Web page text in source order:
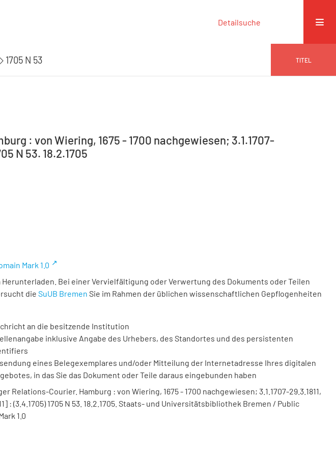
Detailsuche
1705 N 53 TITEL
: von Wiering, 1675 - 1700 nachgewiesen; 3.1.1707-
N 53. 18.2.1705
Mark 1.0
Herunterladen. Bei einer Vervielfältigung oder Verwertung des Dokuments oder Teilen
die SuUB Bremen Sie im Rahmen der üblichen wissenschaftlichen Gepflogenheiten
an die besitzende Institution
inklusive Angabe des Urhebers, des Standortes und des persistenten
eines Belegexemplares und/oder Mitteilung der Internetadresse Ihres digitalen
in das Sie das Dokument oder Teile daraus eingebunden haben
Relations-Courier. Hamburg : von Wiering, 1675 - 1700 nachgewiesen; 3.1.1707-29.3.1811,
: (3.4.1705) 1705 N 53. 18.2.1705. Staats- und Universitätsbibliothek Bremen / Public
1.0